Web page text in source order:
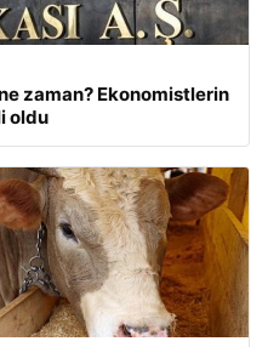
zaman? Ekonomistlerin
oldu